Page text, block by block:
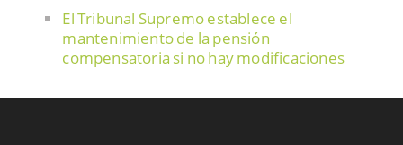
El Tribunal Supremo establece el
mantenimiento de la pensión
compensatoria si no hay modificaciones